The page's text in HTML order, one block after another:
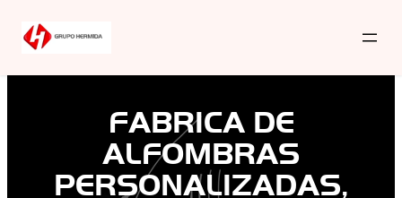
FABRICA DE
ALFOMBRAS
PERSONALIZADAS,